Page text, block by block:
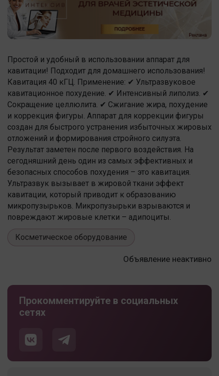
Простой и удобный в использовании аппарат для
кавитации! Подходит для домашнего использования!
Кавитация 40 кГЦ. Применение: ✔ Ультразвуковое
кавитационное похудение. ✔ Интенсивный липолиз. ✔
Сокращение целлюлита. ✔ Сжигание жира, похудение
и коррекция фигуры. Аппарат для коррекции фигуры
создан для быстрого устранения избыточных жировых
отложений и формирования стройного силуэта.
Результат заметен после первого воздействия. На
сегодняшний день один из самых эффективных и
безопасных способов похудения – это кавитация.
Ультразвук вызывает в жировой ткани эффект
кавитации, который приводит к образованию
микропузырьков. Микропузырьки взрываются и
повреждают жировые клетки – адипоциты.
Косметическое оборудование
Объявление неактивно
Прокомментируйте в социальных
сетях